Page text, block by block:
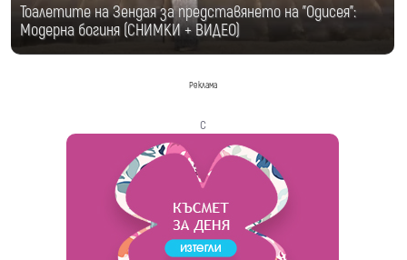
Тоалетите на Зендая за представянето на "Одисея":
Модерна богиня (СНИМКИ + ВИДЕО)
Реклама
с